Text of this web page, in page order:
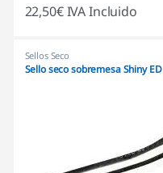
22,50€IVA Incluido
Sellos Seco
Sello seco sobremesa Shiny ED